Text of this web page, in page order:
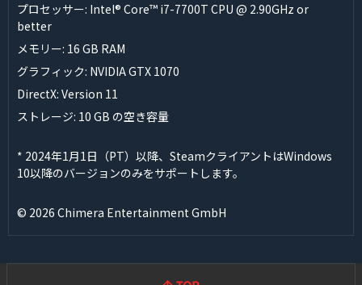
プロセッサー: Intel® Core™ i7-7700T CPU @ 2.90GHz or
better
メモリー: 16 GB RAM
グラフィック: NVIDIA GTX 1070
DirectX: Version 11
ストレージ: 10 GB の空き容量
* 2024年1月1日（PT）以降、SteamクライアントはWindows
10以降のバージョンのみをサポートします。
© 2026 Chimera Entertainment GmbH